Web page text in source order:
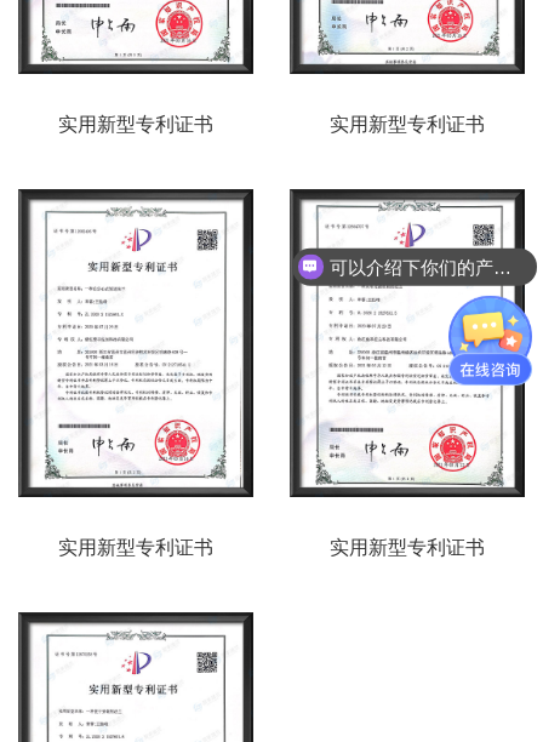
实用新型专利证书 实用新型专利证书
实用新型专利证书 实用新型专利证书
可以介绍下你们的产品么？